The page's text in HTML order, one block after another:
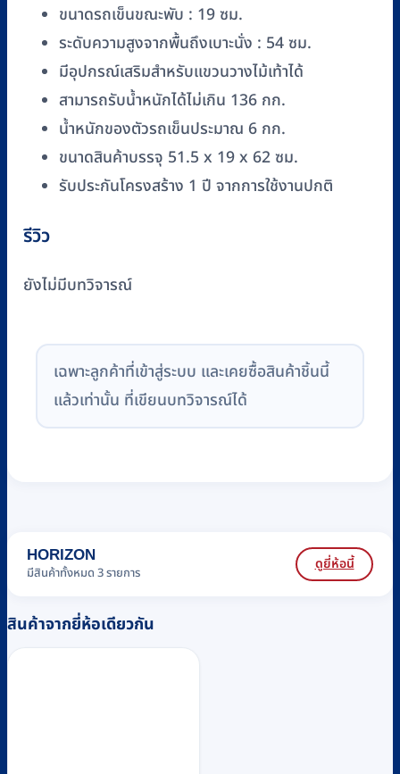
ขนาดรถเข็นขณะพับ : 19 ซม.
ระดับความสูงจากพื้นถึงเบาะนั่ง : 54 ซม.
มีอุปกรณ์เสริมสำหรับแขวนวางไม้เท้าได้
สามารถรับน้ำหนักได้ไม่เกิน 136 กก.
น้ำหนักของตัวรถเข็นประมาณ 6 กก.
ขนาดสินค้าบรรจุ 51.5 x 19 x 62 ซม.
รับประกันโครงสร้าง 1 ปี จากการใช้งานปกติ
รีวิว
ยังไม่มีบทวิจารณ์
เฉพาะลูกค้าที่เข้าสู่ระบบ และเคยซื้อสินค้าชิ้นนี้
แล้วเท่านั้น ที่เขียนบทวิจารณ์ได้
HORIZON
มีสินค้าทั้งหมด 3 รายการ ดูยี่ห้อนี้
สินค้าจากยี่ห้อเดียวกัน